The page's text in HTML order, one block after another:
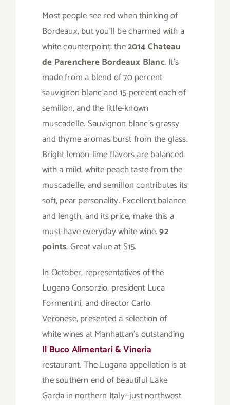
Most people see red when thinking of
Bordeaux, but you’ll be charmed with a
white counterpoint: the2014 Chateau
de Parenchere Bordeaux Blanc. It’s
made from a blend of 70 percent
sauvignon blanc and 15 percent each of
semillon, and the little-known
muscadelle. Sauvignon blanc’s grassy
and thyme aromas burst from the glass.
Bright lemon-lime flavors are balanced
with a mild, white-peach taste from the
muscadelle, and semillon contributes its
soft, pear personality. Excellent balance
and length, and its price, make this a
must-have everyday white wine.92
points. Great value at $15.
In October, representatives of the
Lugana Consorzio, president Luca
Formentini, and director Carlo
Veronese, presented a selection of
white wines at Manhattan’s outstanding
Il Buco Alimentari & Vineria
restaurant. The Lugana appellation is at
the southern end of beautiful Lake
Garda in northern Italy—just northwest